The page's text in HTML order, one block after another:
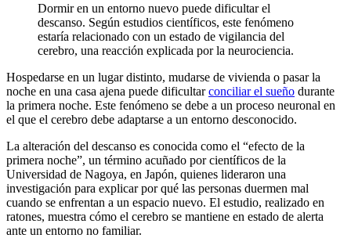
Dormir en un entorno nuevo puede dificultar el
descanso. Según estudios científicos, este fenómeno
estaría relacionado con un estado de vigilancia del
cerebro, una reacción explicada por la neurociencia.
Hospedarse en un lugar distinto, mudarse de vivienda o pasar la
noche en una casa ajena puede dificultarconciliar el sueño durante
la primera noche. Este fenómeno se debe a un proceso neuronal en
el que el cerebro debe adaptarse a un entorno desconocido.
La alteración del descanso es conocida como el “efecto de la
primera noche”, un término acuñado por científicos de la
Universidad de Nagoya, en Japón, quienes lideraron una
investigación para explicar por qué las personas duermen mal
cuando se enfrentan a un espacio nuevo. El estudio, realizado en
ratones, muestra cómo el cerebro se mantiene en estado de alerta
ante un entorno no familiar.